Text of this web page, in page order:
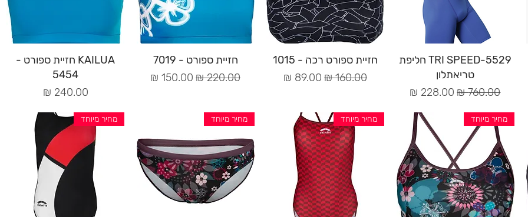
תצוגה מהירה
5529-TRI SPEED חליפת
טריאתלון
מחיר רגיל‏760.00 ‏₪ מחיר מבצע
תצוגה מהירה
חזיית ספורט רכה - 1015
מחיר רגיל מחיר מבצע
תצוגה מהירה
חזיית ספורט - 7019
מחיר רגיל‏220.00 ‏₪ מחיר מבצע
תצוגה מהירה
KAILUA חזיית ספורט -
5454
מחיר
מחיר מיוחד מחיר מיוחד מחיר מיוחד מחיר מיוחד